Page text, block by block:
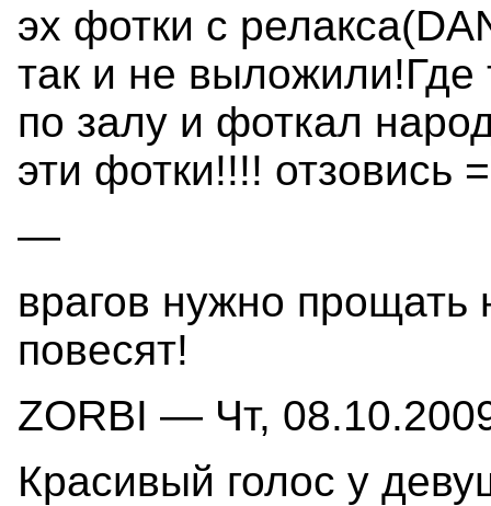
эх фотки с
так и не выложили!Где
по залу и фоткал
эти фотки!!!! отзовись
—
врагов нужно прощать
повесят!
ZORBI — Чт,
Красивый голос у